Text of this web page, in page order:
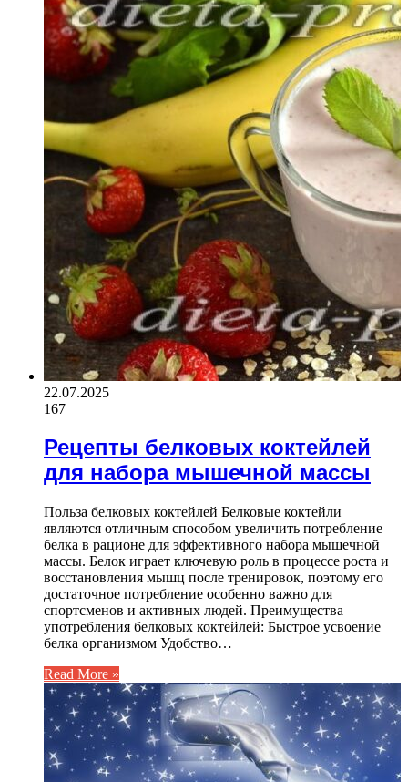
22.07.2025
167
Рецепты белковых коктейлей
для набора мышечной массы
Польза белковых коктейлей Белковые коктейли
являются отличным способом увеличить потребление
белка в рационе для эффективного набора мышечной
массы. Белок играет ключевую роль в процессе роста и
восстановления мышц после тренировок, поэтому его
достаточное потребление особенно важно для
спортсменов и активных людей. Преимущества
употребления белковых коктейлей: Быстрое усвоение
белка организмом Удобство…
Read More »